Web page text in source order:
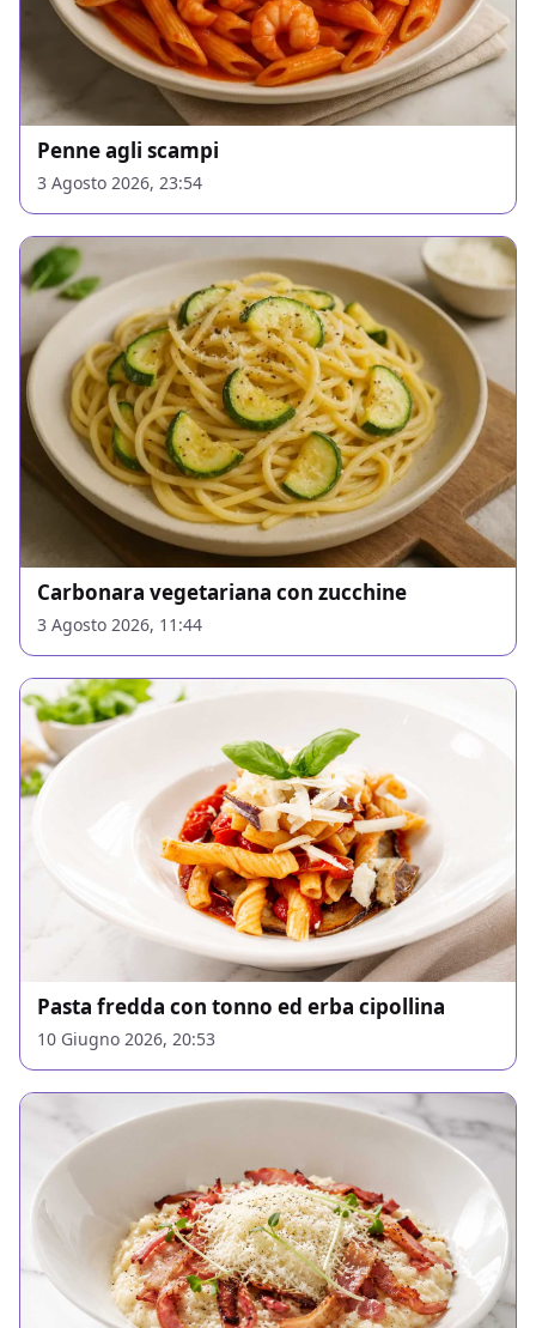
Penne agli scampi
3 Agosto 2026, 23:54
Carbonara vegetariana con zucchine
3 Agosto 2026, 11:44
Pasta fredda con tonno ed erba cipollina
10 Giugno 2026, 20:53